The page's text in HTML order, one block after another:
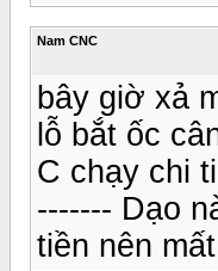
Nam CNC
bây giờ xả
lỗ bắt ốc
C chạy chi
------- Dạo
tiền nên